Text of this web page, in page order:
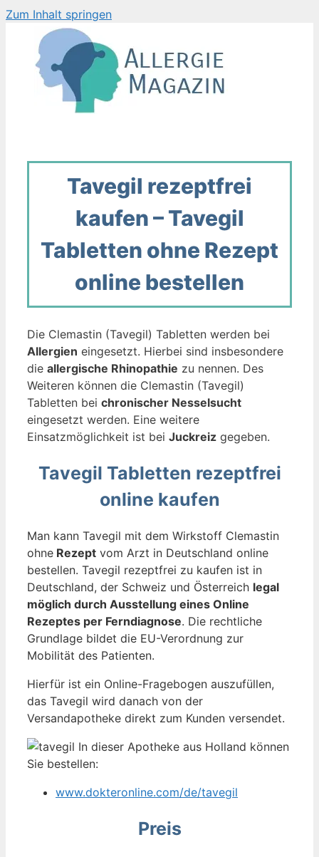
Zum Inhalt springen
Tavegil rezeptfrei
kaufen – Tavegil
Tabletten ohne Rezept
online bestellen
Die Clemastin (Tavegil) Tabletten werden bei
Allergien eingesetzt. Hierbei sind insbesondere
die allergische Rhinopathie zu nennen. Des
Weiteren können die Clemastin (Tavegil)
Tabletten bei chronischer Nesselsucht
eingesetzt werden. Eine weitere
Einsatzmöglichkeit ist bei Juckreiz gegeben.
Tavegil Tabletten rezeptfrei
online kaufen
Man kann Tavegil mit dem Wirkstoff Clemastin
ohne Rezept vom Arzt in Deutschland online
bestellen. Tavegil rezeptfrei zu kaufen ist in
Deutschland, der Schweiz und Österreich legal
möglich durch Ausstellung eines Online
Rezeptes per Ferndiagnose. Die rechtliche
Grundlage bildet die EU-Verordnung zur
Mobilität des Patienten.
Hierfür ist ein Online-Fragebogen auszufüllen,
das Tavegil wird danach von der
Versandapotheke direkt zum Kunden versendet.
In dieser Apotheke aus Holland können
Sie bestellen:
www.dokteronline.com/de/tavegil
Preis